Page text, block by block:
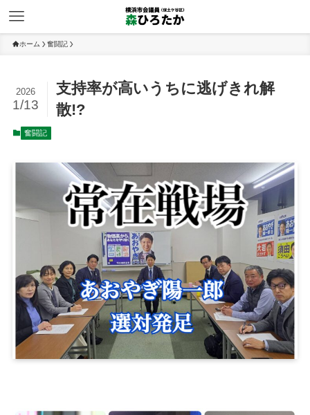
ホーム 奮闘記
支持率が高いうちに逃げきれ解
散!?
2026
1/13
奮闘記